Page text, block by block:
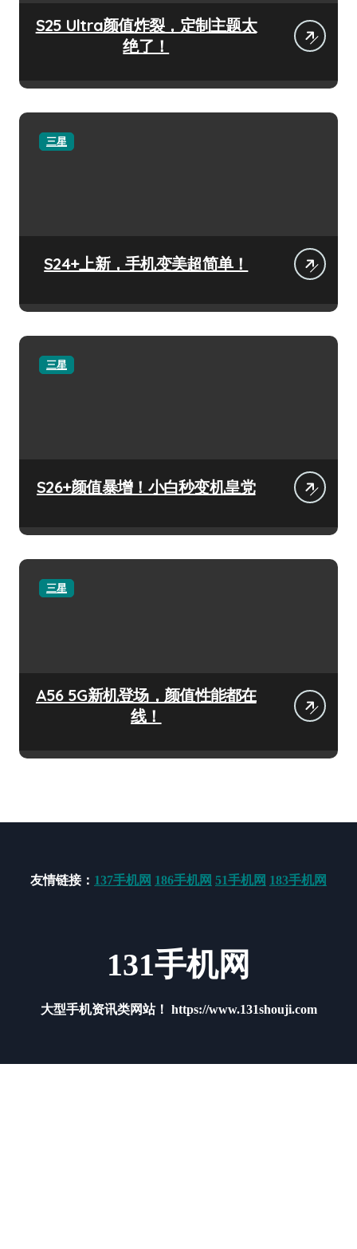
S25 Ultra颜值炸裂，定制主题太
绝了！
三星
S24+上新，手机变美超简单！
三星
S26+颜值暴增！小白秒变机皇党
三星
A56 5G新机登场，颜值性能都在
线！
友情链接： 137手机网 186手机网 51手机网 183手机网
131手机网
大型手机资讯类网站！ https://www.131shouji.com